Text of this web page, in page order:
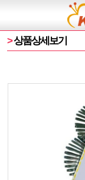
>상품상세보기